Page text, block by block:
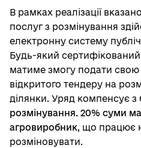
В рамках реалізації
послуг з розмінування
електронну систему
Будь-який
матиме змогу подати
відкритого тендеру на
ділянки. Уряд компенсує
розмінування. 20% суми
агровиробник, що працює
розміновувати.